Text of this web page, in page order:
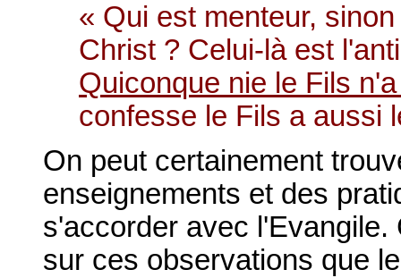
« Qui est menteur,
Christ ? Celui-là est
Quiconque nie le Fils
confesse le Fils a aussi
On peut certainement
enseignements et des
s'accorder avec
sur ces observations que